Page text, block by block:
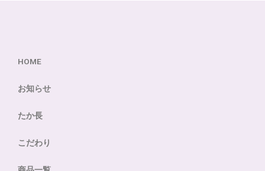
HOME
お知らせ
たか長
こだわり